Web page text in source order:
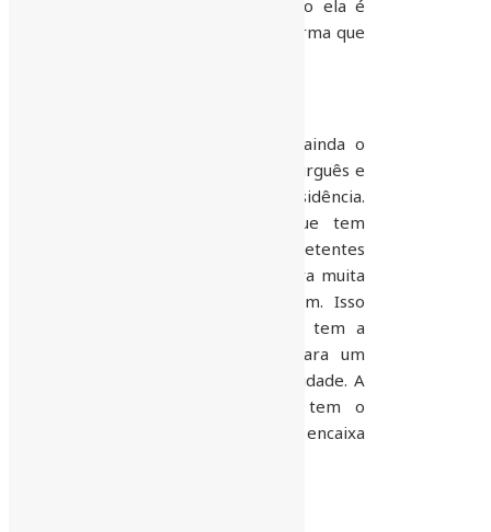
revelando que há muito tempo ela é
dispensável e não produz da forma que
Cômico, se não fosse trágico ainda o
fato desta instituição ter Léo Burguês e
Pablito disputando a sua presidência.
Datavenia, uma sociedade que tem
como liderança esses dois competentes
parlamentares não pode espera muita
coisa, mesmo que eles queiram. Isso
por que nem um nem outro tem a
maturidade que se espera para um
líder com tamanha responsabilidade. A
máxima de que cada povo tem o
governo que merece encaixa